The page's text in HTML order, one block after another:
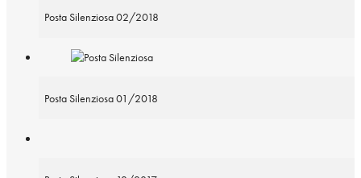
Posta Silenziosa 02/2018
Posta Silenziosa 01/2018